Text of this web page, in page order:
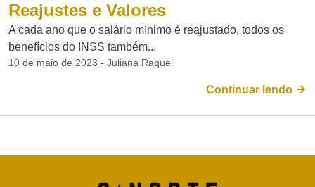
Reajustes e Valores
A cada ano que o salário mínimo é reajustado, todos os
benefícios do INSS também...
10 de maio de 2023 - Juliana Raquel
Continuar lendo